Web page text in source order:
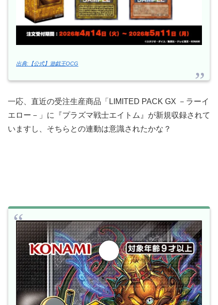
出典:【公式】遊戯王OCG
一応、直近の受注生産商品「LIMITED PACK GX －ラーイ
エロー－」に『プラズマ戦士エイトム』が新規収録されて
いますし、そちらとの連動は意識されたかな？